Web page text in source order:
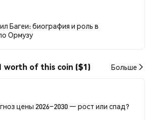
Багеи: биография и роль в
Ормузу
worth of this coin ($1) Больше
цены 2026–2030 — рост или спад?